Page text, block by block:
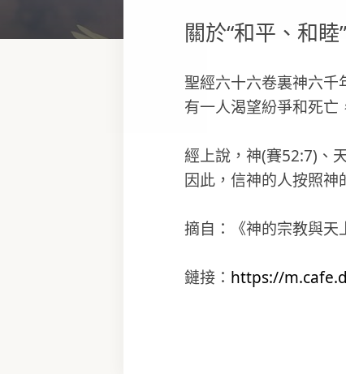
關於“和平、和
聖經六十六卷裏神六
有一人渴望紛爭和死亡
經上說，神(賽52:7)、
因此，信神的人按照神
摘自：《神的宗教與天
鏈接： https://